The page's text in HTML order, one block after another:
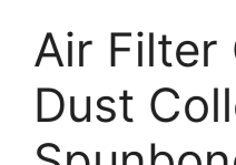
Air Filter
Dust